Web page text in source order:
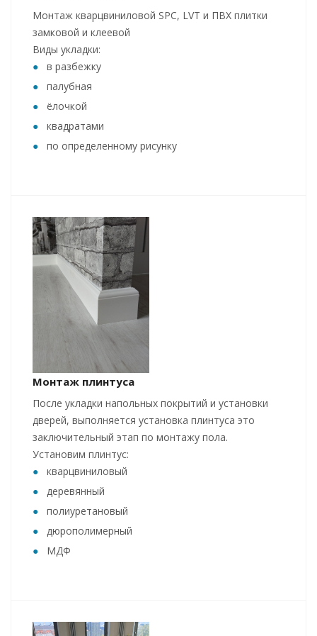
Монтаж кварцвиниловой SPC, LVT и ПВХ плитки
замковой и клеевой
Виды укладки:
в разбежку
палубная
ёлочкой
квадратами
по определенному рисунку
Монтаж плинтуса
После укладки напольных покрытий и установки
дверей, выполняется установка плинтуса это
заключительный этап по монтажу пола.
Установим плинтус:
кварцвиниловый
деревянный
полиуретановый
дюрополимерный
МДФ